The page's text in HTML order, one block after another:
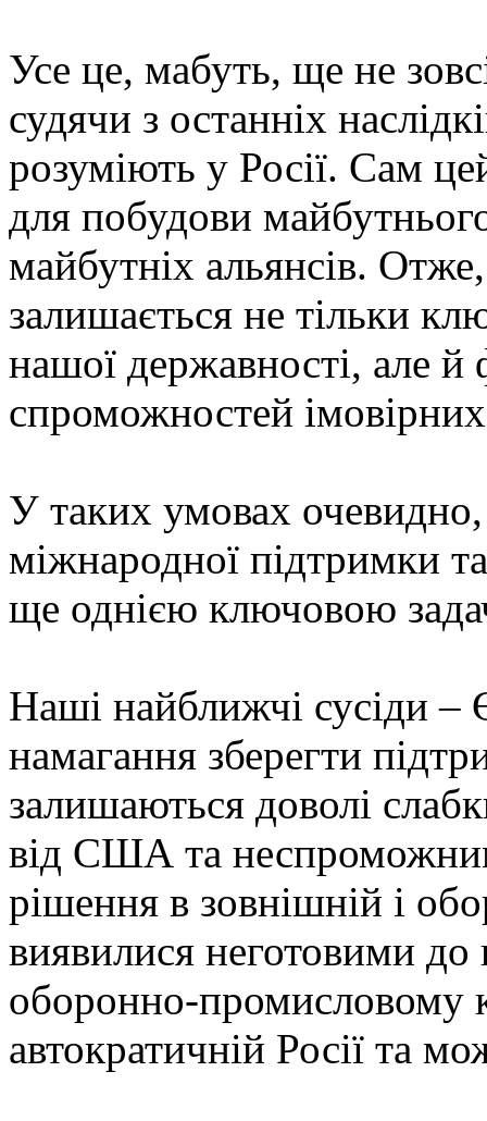
Усе це, мабуть, ще не
судячи з останніх
розуміють у Росії. Сам
для побудови
майбутніх альянсів.
залишається не тільки
нашої державності, але й
спроможностей
У таких умовах
міжнародної підтримки
ще однією ключовою
Наші найближчі сусіди
намагання зберегти
залишаються доволі
від США та
рішення в зовнішній і
виявилися неготовими
оборонно-промисловому
автократичній Росії та